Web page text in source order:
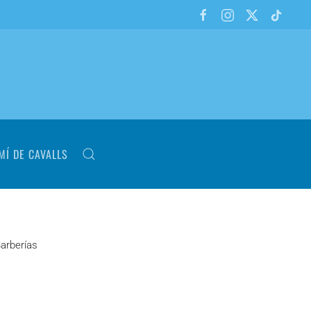
DE CAVALLS